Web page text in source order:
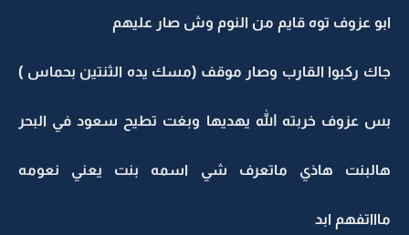
ابو عزوف توه قايم من النوم وش صار عليهم
جاك ركبوا القارب وصار موقف (مسك يده الثنتين بحماس )
بس عزوف خربته الله يهديها وبغت تطيح سعود في البحر
هالبنت هاذي ماتعرف شي اسمه بنت يعني نعومه
ماااتفهم ابد